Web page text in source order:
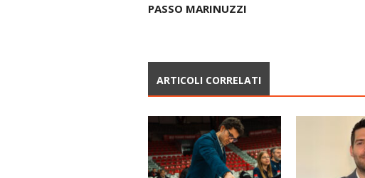
PASSO MARINUZZI
ARTICOLI CORRELATI